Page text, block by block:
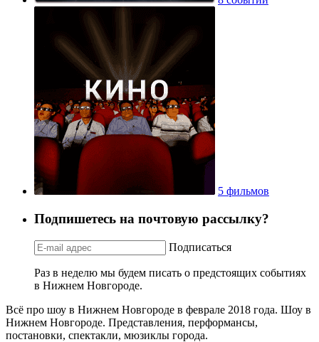
5 фильмов
Подпишетесь на почтовую рассылку?
Подписаться
Раз в неделю мы будем писать о предстоящих событиях
в Нижнем Новгороде.
Всё про шоу в Нижнем Новгороде в феврале 2018 года. Шоу в
Нижнем Новгороде. Представления, перформансы,
постановки, спектакли, мюзиклы города.